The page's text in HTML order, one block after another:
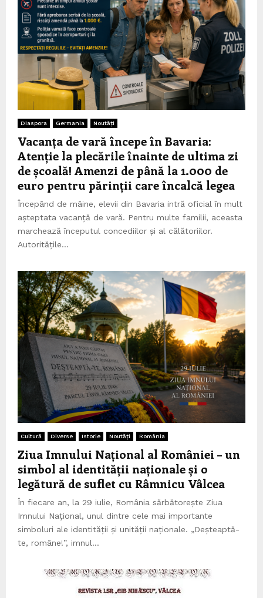
Diaspora Germania Noutăți
Vacanța de vară începe în Bavaria:
Atenție la plecările înainte de ultima zi
de școală! Amenzi de până la 1.000 de
euro pentru părinții care încalcă legea
Începând de mâine, elevii din Bavaria intră oficial în mult
așteptata vacanță de vară. Pentru multe familii, aceasta
marchează începutul concediilor și al călătoriilor.
Autoritățile...
Cultură Diverse Istorie Noutăți România
Ziua Imnului Național al României – un
simbol al identității naționale și o
legătură de suflet cu Râmnicu Vâlcea
În fiecare an, la 29 iulie, România sărbătorește Ziua
Imnului Național, unul dintre cele mai importante
simboluri ale identității și unității naționale. „Deșteaptă-
te, române!”, imnul...